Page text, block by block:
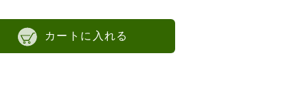
カートに入れる